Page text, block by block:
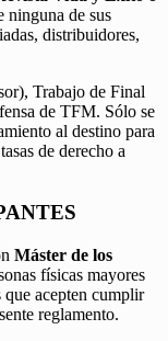
ninguna de sus
distribuidores,
Trabajo de Final
de TFM. Sólo se
al destino para
de derecho a
Máster de los
físicas mayores
que acepten cumplir
reglamento.